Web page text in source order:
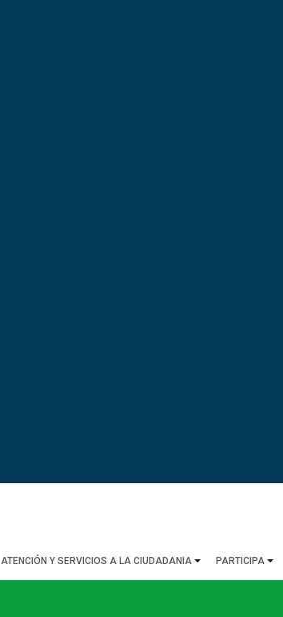
ATENCIÓN Y SERVICIOS A LA CIUDADANIA PARTICIPA